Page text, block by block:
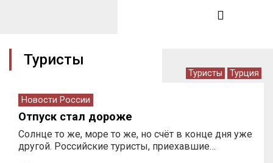
Туристы
Туристы Турция
Новости России
Отпуск стал дороже
Солнце то же, море то же, но счёт в конце дня уже
другой. Российские туристы, приехавшие…